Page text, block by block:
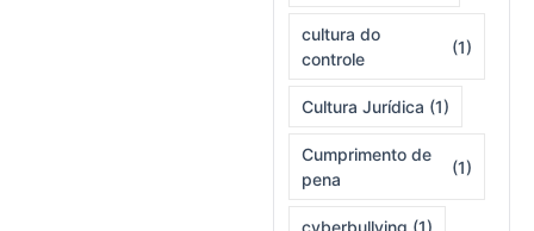
cultura do
controle
(1)
Cultura Jurídica (1)
Cumprimento de
pena
(1)